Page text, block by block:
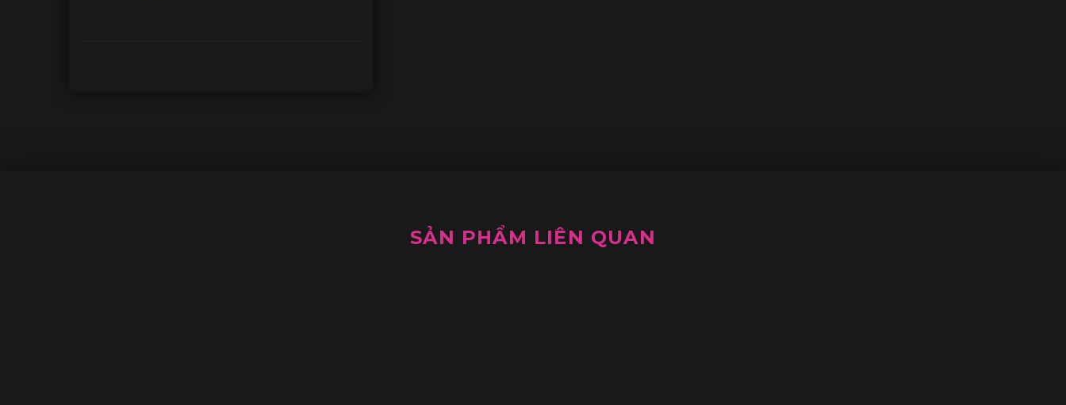
SẢN PHẨM LIÊN QUAN